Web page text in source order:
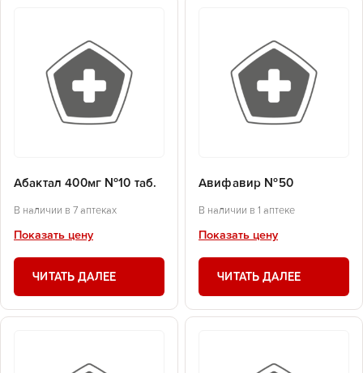
Абактал 400мг №10 таб.
В наличии в 7 аптеках
Показать цену
ЧИТАТЬ ДАЛЕЕ
Авифавир №50
В наличии в 1 аптеке
Показать цену
ЧИТАТЬ ДАЛЕЕ